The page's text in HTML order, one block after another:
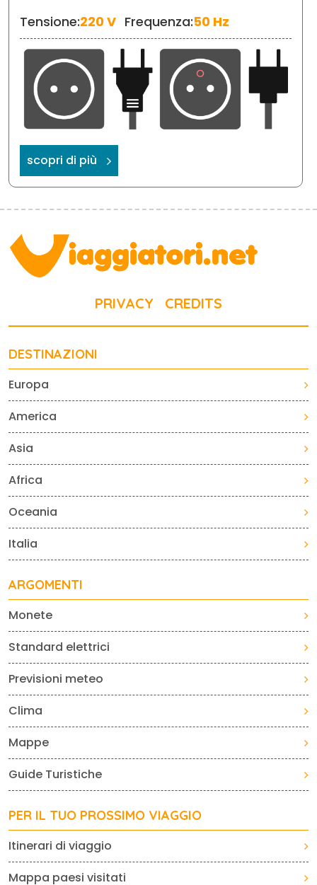
Tensione:220 V Frequenza:50 Hz
scopri di più
PRIVACY CREDITS
DESTINAZIONI
Europa
America
Asia
Africa
Oceania
Italia
ARGOMENTI
Monete
Standard elettrici
Previsioni meteo
Clima
Mappe
Guide Turistiche
PER IL TUO PROSSIMO VIAGGIO
Itinerari di viaggio
Mappa paesi visitati